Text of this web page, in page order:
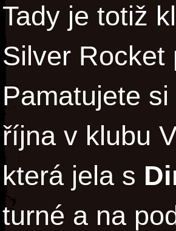
Tady je totiž
Silver
Pamatujete
října v klubu
která jela s
turné a na